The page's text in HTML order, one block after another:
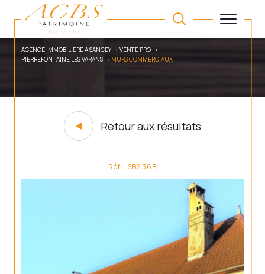
AGENCE IMMOBILIÈRE À SANCEY
VENTE PRO
PIERREFONTAINE LES VARANS
MURS COMMERCIAUX
Retour aux résultats
Réf : SB236B